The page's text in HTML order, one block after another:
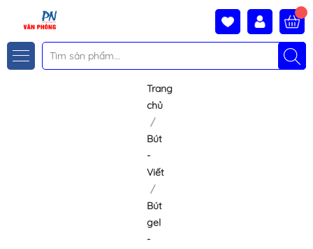
Trang
chủ
Bút
-
Viết
Bút
gel
-